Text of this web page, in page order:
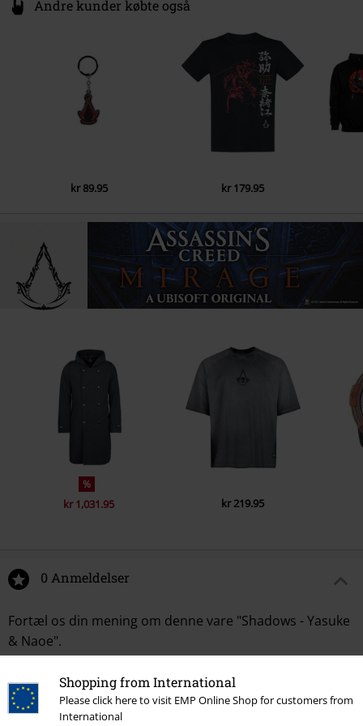
Shopping from International
Please click here to visit EMP Online Shop for customers from
International
Andre kunder købte også
kr 89.95 kr 179.95
%
kr 1,031.95 kr 219.95
0 Anmeldelser
Fortæl os din mening om denne vare "Shadows - Yasuke
& Naoe".